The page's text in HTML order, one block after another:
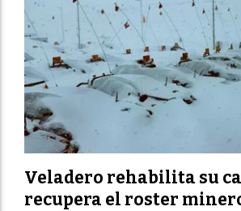
Veladero rehabilita su
recupera el roster